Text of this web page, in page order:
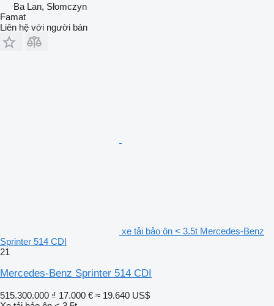
Ba Lan, Słomczyn
Famat
Liên hệ với người bán
xe tải bảo ôn < 3.5t Mercedes-Benz
Sprinter 514 CDI
21
Mercedes-Benz Sprinter 514 CDI
515.300.000 ₫ 17.000 € ≈ 19.640 US$